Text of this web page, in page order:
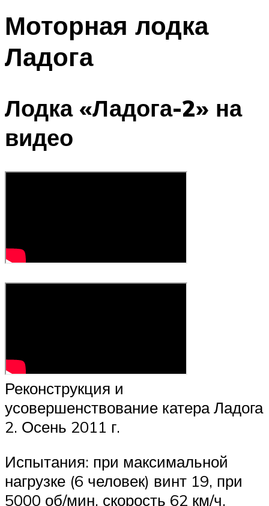
Моторная лодка
Ладога
Лодка «Ладога-2» на
видео
Реконструкция и
усовершенствование катера Ладога
2. Осень 2011 г.
Испытания: при максимальной
нагрузке (6 человек) винт 19, при
5000 об/мин, скорость 62 км/ч.